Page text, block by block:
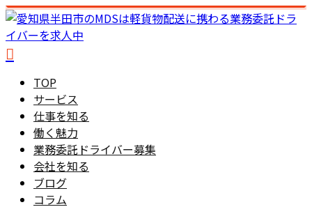
TOP
サービス
仕事を知る
働く魅力
業務委託ドライバー募集
会社を知る
ブログ
コラム